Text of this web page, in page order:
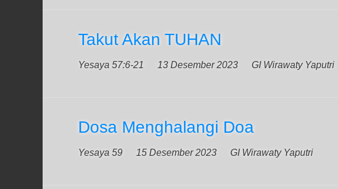
Takut Akan TUHAN
Yesaya 57:6-21 13 Desember 2023 GI Wirawaty Yaputri
Dosa Menghalangi Doa
Yesaya 59 15 Desember 2023 GI Wirawaty Yaputri